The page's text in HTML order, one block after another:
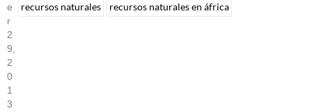
E
R
2
9,
2
0
1
3
recursos naturales
recursos naturales en áfrica